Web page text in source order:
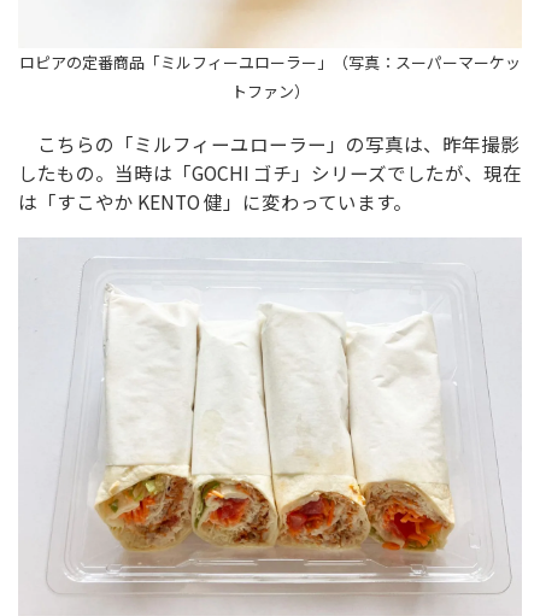
ロピアの定番商品「ミルフィーユローラー」（写真：スーパーマーケッ
トファン）
こちらの「ミルフィーユローラー」の写真は、昨年撮影
したもの。当時は「GOCHI ゴチ」シリーズでしたが、現在
は「すこやか KENTO 健」に変わっています。